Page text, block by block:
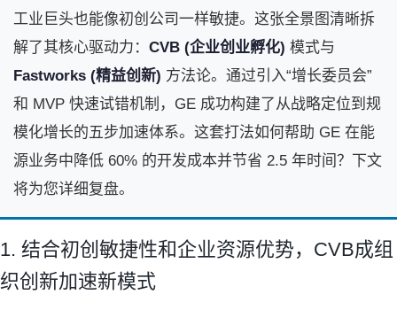
工业巨头也能像初创公司一样敏捷。这张全景图清晰拆
解了其核心驱动力： CVB (企业创业孵化) 模式与
Fastworks (精益创新) 方法论。通过引入“增长委员会”
和 MVP 快速试错机制，GE 成功构建了从战略定位到规
模化增长的五步加速体系。这套打法如何帮助 GE 在能
源业务中降低 60% 的开发成本并节省 2.5 年时间？下文
将为您详细复盘。
1. 结合初创敏捷性和企业资源优势，CVB成组
织创新加速新模式